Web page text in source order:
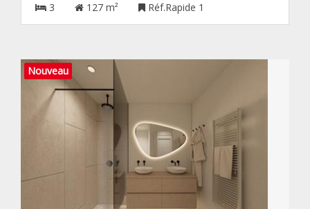
3 127 m² Réf.Rapide 1
Nouveau